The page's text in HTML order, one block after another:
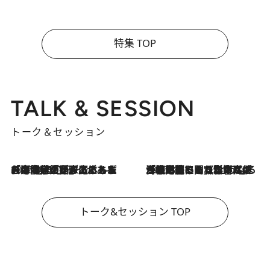
特集 TOP
TALK & SESSION
トーク＆セッション
2026.8.3
「今後値上げがあるとすれば…」「リスクがあるのは今年の冬」エネルギー専門家が語る、ホルムズ海峡封鎖が家庭にもたらす“ある心配” 2026.8.3
「住宅建てられない…」「サーチャージ料の高値が続いている」ホルムズ海峡封鎖による影響はいつまで続く？《エネルギー専門家に聞く“どうなる日本の暮らし”》
トーク&セッション TOP